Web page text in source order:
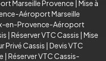
Marseille Provence | Mise à
Aéroport Marseille
en-Provence-Aéroport
| Réserver VTC Cassis | Mise
Privé Cassis | Devis VTC
| Réserver VTC Cassis-